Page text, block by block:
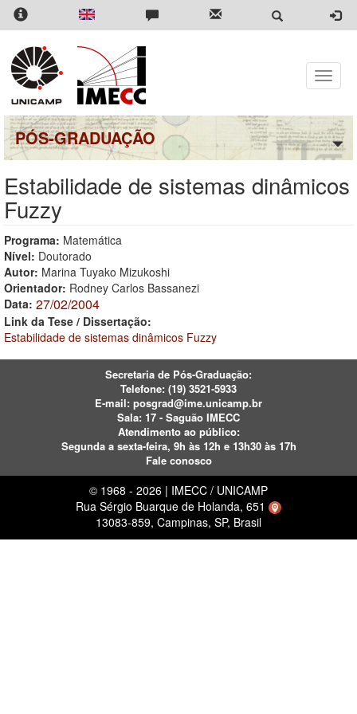
Pular
para
conteúdo
principal
Toggle
PÓS-GRADUAÇÃO
Estabilidade de sistemas dinâmicos
Fuzzy
Programa: Matemática
Nível: Doutorado
Autor: Marina Tuyako Mizukoshi
Orientador: Rodney Carlos Bassanezi
Data: 27/02/2004
Link da Tese / Dissertação:
Estabilidade de sistemas dinâmicos Fuzzy
Secretaria de Pós-Graduação:
Telefone: (19) 3521-5933
E-mail: posgrad@ime.unicamp.br
Sala: 17 - Saguão IMECC
Atendimento ao público:
Segunda a sexta-feira, 9h às 12h e 13h30 às 17h
Fale conosco
© 1968 - 2026 | IMECC / UNICAMP
Rua Sérgio Buarque de Holanda, 651
13083-859, Campinas, SP, Brasil